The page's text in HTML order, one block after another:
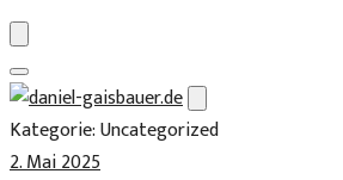
Skip
to
content
Kategorie:Uncategorized
2. Mai 2025